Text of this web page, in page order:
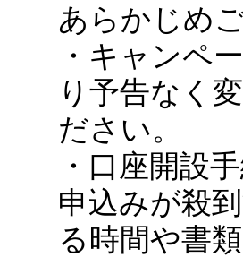
あらかじめ
・キャンペ
り予告なく
ださい。
・口座開設
申込みが殺
る時間や書